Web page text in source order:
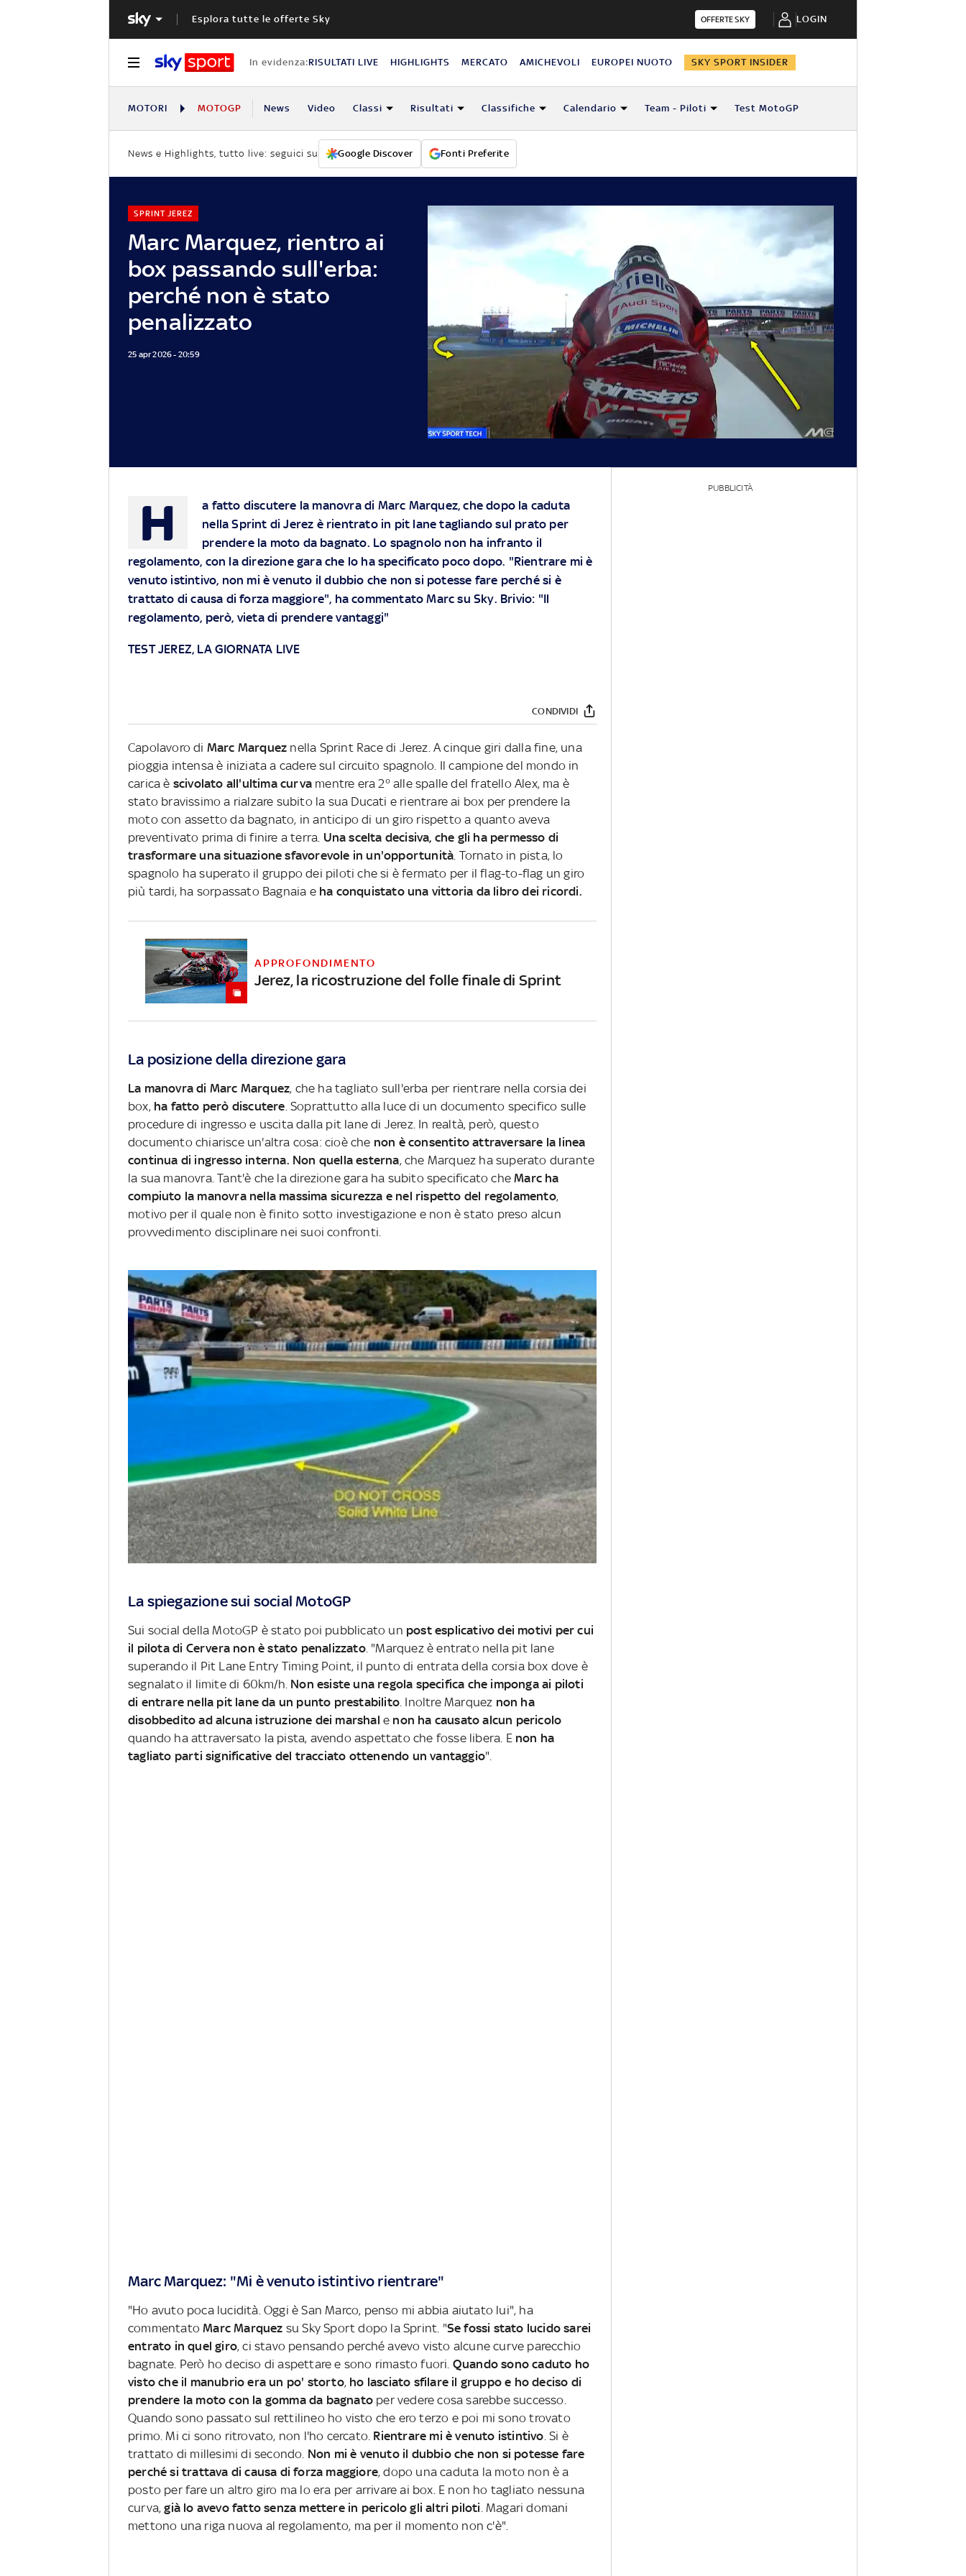
Esplora tutte le offerte Sky OFFERTE SKY LOGIN
In evidenza:RISULTATI LIVE HIGHLIGHTS MERCATO AMICHEVOLI EUROPEI NUOTO SKY SPORT INSIDER
MOTORI MOTOGP News Video Classi Risultati Classifiche Calendario Team - Piloti Test MotoGP
News e Highlights, tutto live: seguici su Google Discover Fonti Preferite
Marc Marquez, rientro ai
box passando sull'erba:
perché non è stato
penalizzato
SPRINT JEREZ
25 apr 2026 - 20:59
H
a fatto discutere la manovra di Marc Marquez, che dopo la caduta
nella Sprint di Jerez è rientrato in pit lane tagliando sul prato per
prendere la moto da bagnato. Lo spagnolo non ha infranto il
regolamento, con la direzione gara che lo ha specificato poco dopo. "Rientrare mi è
venuto istintivo, non mi è venuto il dubbio che non si potesse fare perché si è
trattato di causa di forza maggiore", ha commentato Marc su Sky. Brivio: "Il
regolamento, però, vieta di prendere vantaggi"
TEST JEREZ, LA GIORNATA LIVE
CONDIVIDI
Capolavoro di Marc Marquez nella Sprint Race di Jerez. A cinque giri dalla fine, una
pioggia intensa è iniziata a cadere sul circuito spagnolo. Il campione del mondo in
carica è scivolato all'ultima curva mentre era 2° alle spalle del fratello Alex, ma è
stato bravissimo a rialzare subito la sua Ducati e rientrare ai box per prendere la
moto con assetto da bagnato, in anticipo di un giro rispetto a quanto aveva
preventivato prima di finire a terra. Una scelta decisiva, che gli ha permesso di
trasformare una situazione sfavorevole in un'opportunità. Tornato in pista, lo
spagnolo ha superato il gruppo dei piloti che si è fermato per il flag-to-flag un giro
più tardi, ha sorpassato Bagnaia e ha conquistato una vittoria da libro dei ricordi.
APPROFONDIMENTO
Jerez, la ricostruzione del folle finale di Sprint
La posizione della direzione gara
La manovra di Marc Marquez, che ha tagliato sull'erba per rientrare nella corsia dei
box, ha fatto però discutere. Soprattutto alla luce di un documento specifico sulle
procedure di ingresso e uscita dalla pit lane di Jerez. In realtà, però, questo
documento chiarisce un'altra cosa: cioè che non è consentito attraversare la linea
continua di ingresso interna. Non quella esterna, che Marquez ha superato durante
la sua manovra. Tant'è che la direzione gara ha subito specificato cheMarc ha
compiuto la manovra nella massima sicurezza e nel rispetto del regolamento,
motivo per il quale non è finito sotto investigazione e non è stato preso alcun
provvedimento disciplinare nei suoi confronti.
La spiegazione sui social MotoGP
Sui social della MotoGP è stato poi pubblicato un post esplicativo dei motivi per cui
il pilota di Cervera non è stato penalizzato. "Marquez è entrato nella pit lane
superando il Pit Lane Entry Timing Point, il punto di entrata della corsia box dove è
segnalato il limite di 60km/h. Non esiste una regola specifica che imponga ai piloti
di entrare nella pit lane da un punto prestabilito. Inoltre Marquez non ha
disobbedito ad alcuna istruzione dei marshal e non ha causato alcun pericolo
quando ha attraversato la pista, avendo aspettato che fosse libera. E non ha
tagliato parti significative del tracciato ottenendo un vantaggio".
Marc Marquez: "Mi è venuto istintivo rientrare"
"Ho avuto poca lucidità. Oggi è San Marco, penso mi abbia aiutato lui", ha
commentatoMarc Marquez su Sky Sport dopo la Sprint. "Se fossi stato lucido sarei
entrato in quel giro, ci stavo pensando perché avevo visto alcune curve parecchio
bagnate. Però ho deciso di aspettare e sono rimasto fuori. Quando sono caduto ho
visto che il manubrio era un po' storto, ho lasciato sfilare il gruppo e ho deciso di
prendere la moto con la gomma da bagnato per vedere cosa sarebbe successo.
Quando sono passato sul rettilineo ho visto che ero terzo e poi mi sono trovato
primo. Mi ci sono ritrovato, non l'ho cercato. Rientrare mi è venuto istintivo. Si è
trattato di millesimi di secondo. Non mi è venuto il dubbio che non si potesse fare
perché si trattava di causa di forza maggiore, dopo una caduta la moto non è a
posto per fare un altro giro ma lo era per arrivare ai box. E non ho tagliato nessuna
curva,già lo avevo fatto senza mettere in pericolo gli altri piloti. Magari domani
mettono una riga nuova al regolamento, ma per il momento non c'è".
PUBBLICITÀ